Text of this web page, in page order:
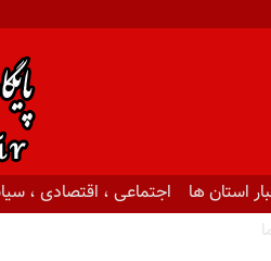
استان ها اجتماعی ، اقتصادی ،